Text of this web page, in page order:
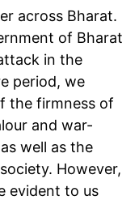
across Bharat.
of Bharat
in the
period, we
the firmness of
and war-
well as the
However,
evident to us